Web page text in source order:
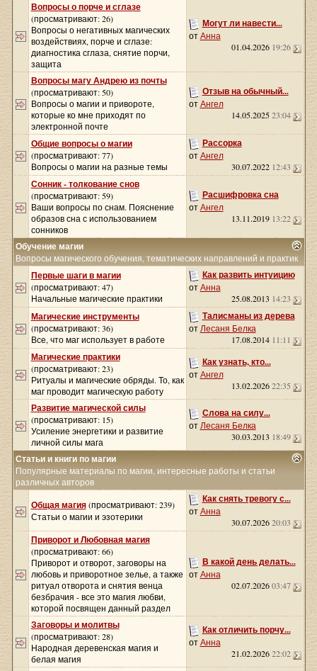
Вопросы о порче и сглазе
(просматривают: 26)
Вопросы о негативных магических
воздействиях, порче и сглазе:
диагностика сглаза, снятие порчи,
защита
Могут ли навести...
отАнна
01.04.2026 19:26
Вопросы магу Андрею из почты
(просматривают: 50)
Вопросы о магии и привороте,
которые ко мне приходят по
электронной почте
Отзыв на обычный...
отАнгел
14.05.202523:04
Общие вопросы о магии
(просматривают: 77)
Вопросы о магии на разные темы
Рассорка
отАнгел
30.07.2022 12:43
Сонник - толкование снов
(просматривают: 59)
Ваши вопросы по снам. Пояснение
образов сна с использованием
сонников
Расшифровка сна
отАнгел
13.11.2019 13:22
Обучение магии
Вопросы магического обучения, тематических направлений и практик
Первые шаги в магии
(просматривают: 47)
Начальные магические практики
Как развить интуицию
отАнна
25.08.2013 14:23
Магические инструменты
(просматривают: 36)
Все, что маг использует в работе
Талисманы из дерева
отЛесаня Белка
17.08.2014 11:11
Магические практики
(просматривают: 23)
Ритуалы и магические обряды. То, как
маг проводит магическую работу
Как узнать, кто...
отАнгел
13.02.202622:35
Развитие магической силы
(просматривают: 15)
Усиление энергетики и развитие
личной силы мага
Слова на силу...
отЛесаня Белка
30.03.2013 18:49
Статьи и книги по магии
Популярные материалы по магии, интересные работы и статьи
различных авторов
Общая магия (просматривают: 239)
Статьи о магии и эзотерики
Как снять тревогу с...
отАнна
30.07.202620:03
Приворот и Любовная магия
(просматривают: 66)
Приворот и отворот, заговоры на
любовь и приворотное зелье, а также
ритуал отворота и снятия венца
безбрачия - все это магия любви,
которой посвящен данный раздел
В какой день делать...
отАнна
02.07.202603:47
Заговоры и молитвы
(просматривают: 28)
Народная деревенская магия и
белая магия
Как отличить порчу...
отАнна
21.02.202622:02